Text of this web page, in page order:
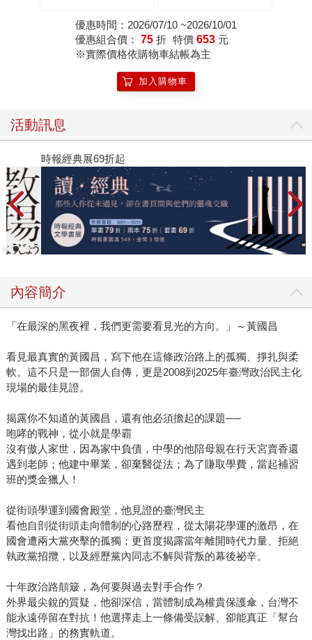
優惠時間：2026/07/10 ~2026/10/01
優惠組合價： 75 折 特價 653 元
※實際價格依購物車結帳為主
加入購物車
活動訊息
時報經典展69折起
內容簡介
「在最深的黑夜裡，我們更需要看見光的方向。」～黃國昌
看見最真實的黃國昌，寫下他在這條政治路上的孤獨、掙扎與柔
軟。這不只是一部個人自傳，更是2008到2025年臺灣政治民主化
現場的最佳見證。
揭露你不知道的黃國昌，還有他必須擔起的課題──
咆哮的戰神，從小就是學霸
沒有傲人家世，因為家中負債，中學的他陪母親在行天宮賣香還
遇到老師；他建中畢業，卻棄醫從法；為了賺取學費，當起補習
班的獎金獵人！
從街頭學運到國會殿堂，他見證的臺灣民主
看他自剖從街頭走向體制的心路歷程，從太陽花學運的激昂，在
國會遭兩大黨夾擊的孤獨；更首度揭露當年離開時代力量、拒絕
執政黨招攬，以及經歷黨內同志不解與背叛的幕後祕辛。
十年政治路顛簸，為何要與過去對手合作？
外界最尖銳的質疑，他卻深信，當體制成為權貴保護傘，台灣不
能永遠停留在對抗！他選擇走上一條備受誤解、卻能真正「幫台
灣找出路」的務實軌道。